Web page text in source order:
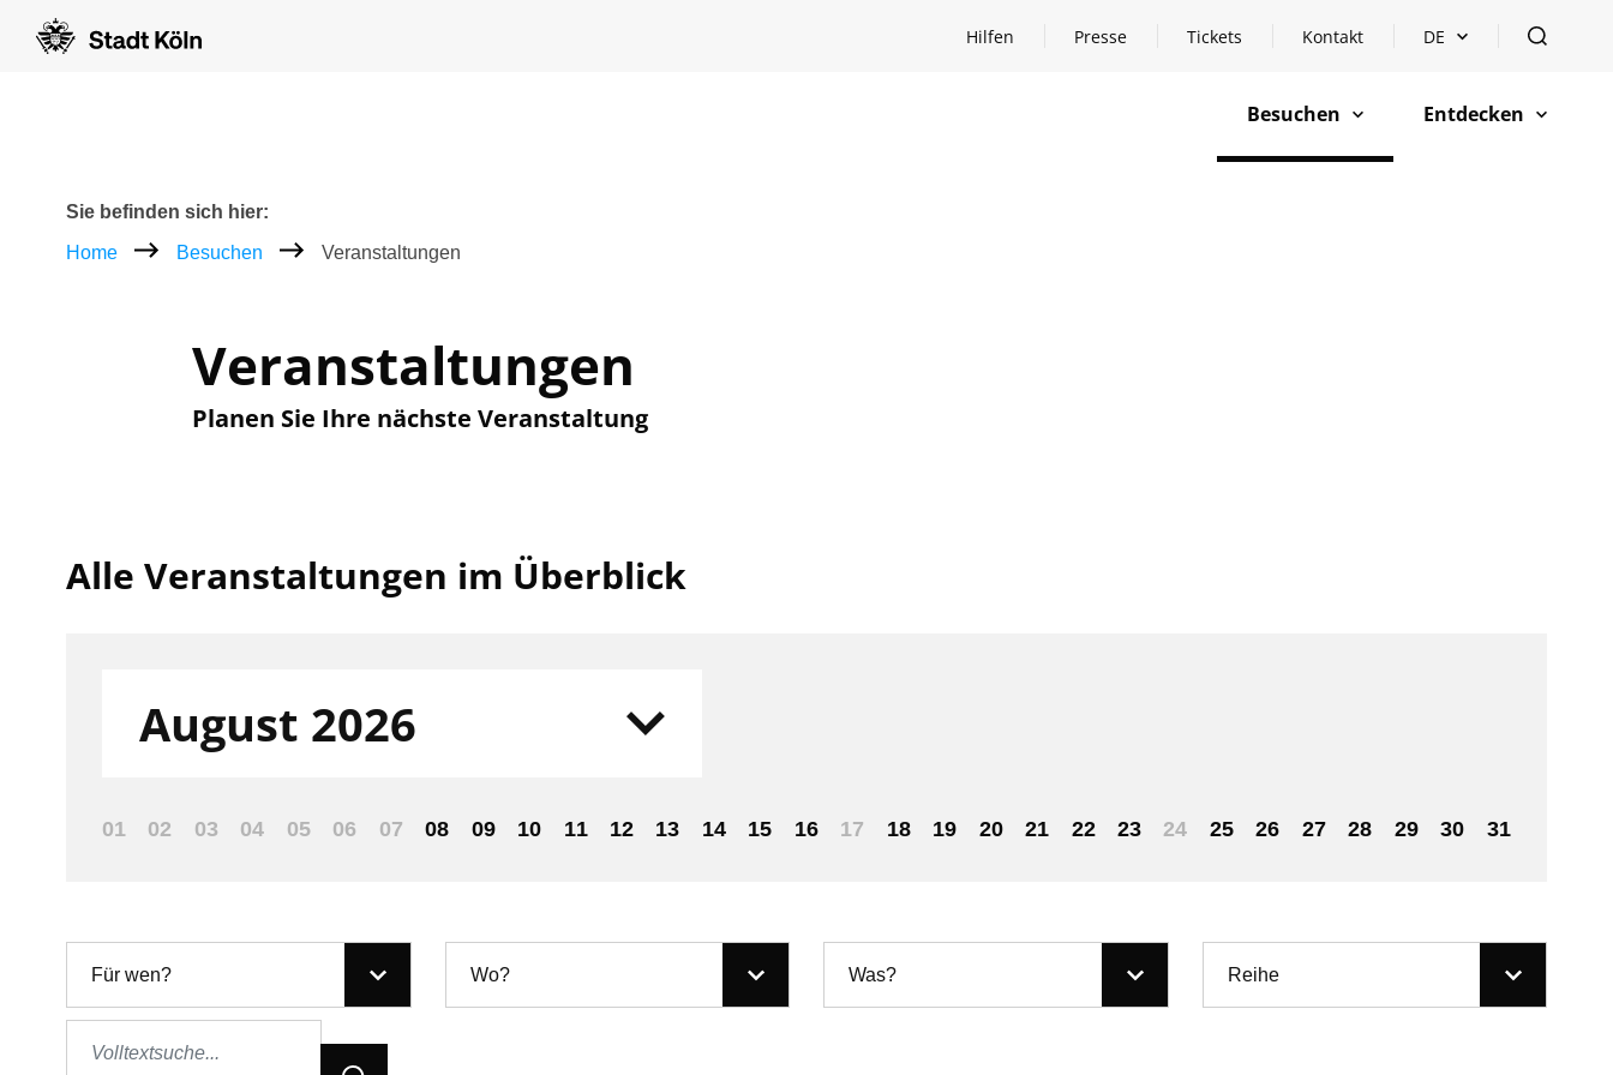
Hilfen
Hilfen öffnen Presse Tickets Kontakt Sprachauswahl öffnen
DE öffnen
Besuchen
öffnen Entdecken
öffnen
Breadcrumb
Sie befinden sich hier:
Home
Besuchen Veranstaltungen
Veranstaltungen
Planen Sie Ihre nächste Veranstaltung
Alle Veranstaltungen im Überblick
August 2026
01 02 03 04 05 06 07 08 09 10 11 12 13 14 15 16 17 18 19 20 21 22 23 24 25 26 27 28 29 30 31
Für wen? Wo? Was? Reihe